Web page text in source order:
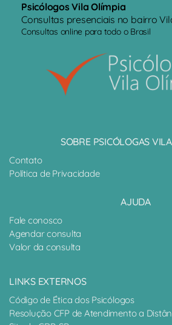
Psicólogos Vila Olímpia
Consultas presenciais no bairro
Consultas online para todo o Brasil
SOBRE PSICÓLOGAS
Contato
Política de Privacidade
AJUDA
Fale conosco
Agendar consulta
Valor da consulta
LINKS EXTERNOS
Código de Ética dos Psicólogos
Resolução CFP de Atendimento a